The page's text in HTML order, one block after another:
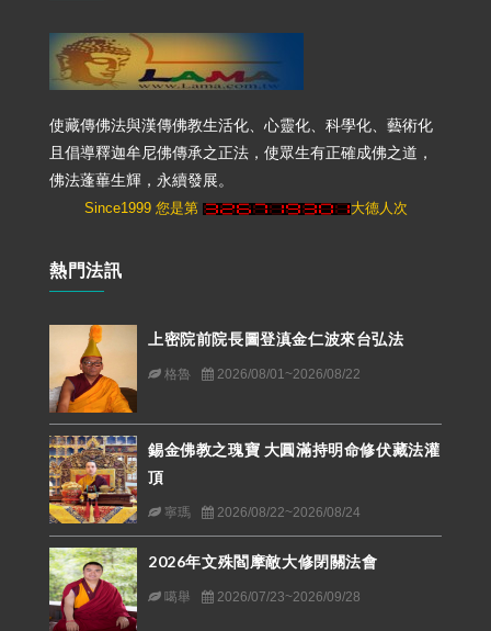
使藏傳佛法與漢傳佛教生活化、心靈化、科學化、藝術化
且倡導釋迦牟尼佛傳承之正法，使眾生有正確成佛之道，
佛法蓬蓽生輝，永續發展。
Since1999 您是第 大德人次
熱門法訊
上密院前院長圖登滇金仁波來台弘法
格魯 2026/08/01~2026/08/22
錫金佛教之瑰寶 大圓滿持明命修伏藏法灌
頂
寧瑪 2026/08/22~2026/08/24
2026年文殊閻摩敵大修閉關法會
噶舉 2026/07/23~2026/09/28